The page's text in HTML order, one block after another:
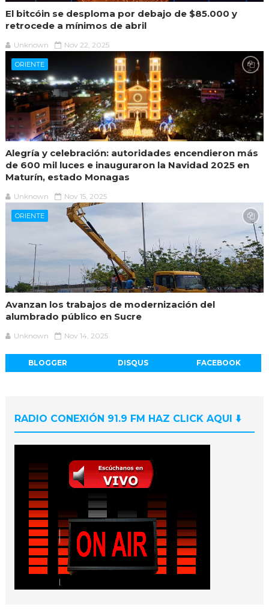
El bitcóin se desploma por debajo de $85.000 y
retrocede a mínimos de abril
Unknown Nov 22, 2025
ORIENTE
Alegría y celebración: autoridades encendieron más
de 600 mil luces e inauguraron la Navidad 2025 en
Maturín, estado Monagas
Unknown Nov 15, 2025
ORIENTE
Avanzan los trabajos de modernización del
alumbrado público en Sucre
Unknown Nov 14, 2025
BLOGGER DISQUS FACEBOOK
RADIO CONEXIÓN 91.9 FM HAZ CLICK AQUI ⬇️